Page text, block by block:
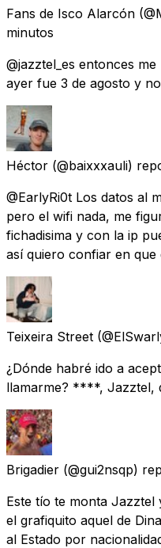
Fans de Isco Alarcón
minutos
@jazztel_es entonces
ayer fue 3 de agosto y no
Héctor (@baixxxauli)
@EarlyRi0t Los datos al
pero el wifi nada, me
fichadisima y con la ip
así quiero confiar en que
Teixeira Street
¿Dónde habré ido a
llamarme? ****, Jazztel,
Brigadier (@gui2nsqp)
Este tío te monta
el grafiquito aquel de
al Estado por